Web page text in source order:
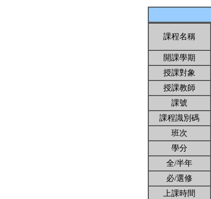
課程名稱
開課學期
授課對象
授課教師
課號
課程識別碼
班次
學分
全/半年
必/選修
上課時間